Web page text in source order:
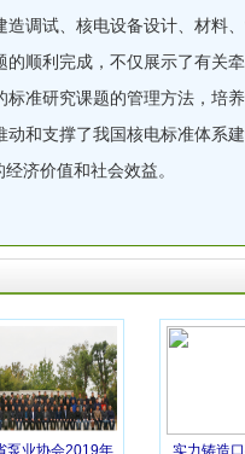
调试、核电设备设计、材料
顺利完成，不仅展示了有关
准研究课题的管理方法，培
和支撑了我国核电标准体系
济价值和社会效益。
泵业协会2019年 实力铸造